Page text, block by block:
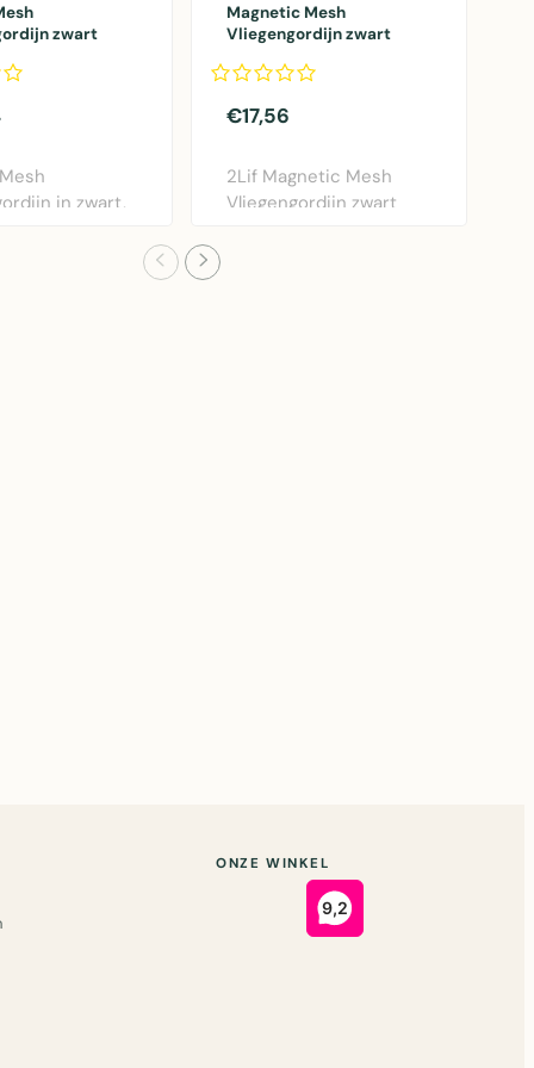
zwart
in zwart,
Magnetic Mesh
Vliegengordijn zwart
€17,56
2Lif Magnetic Mesh
Vliegengordijn zwart
ONZE WINKEL